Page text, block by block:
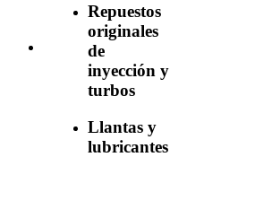
Repuestos
originales
de
inyección y
turbos
Llantas y
lubricantes